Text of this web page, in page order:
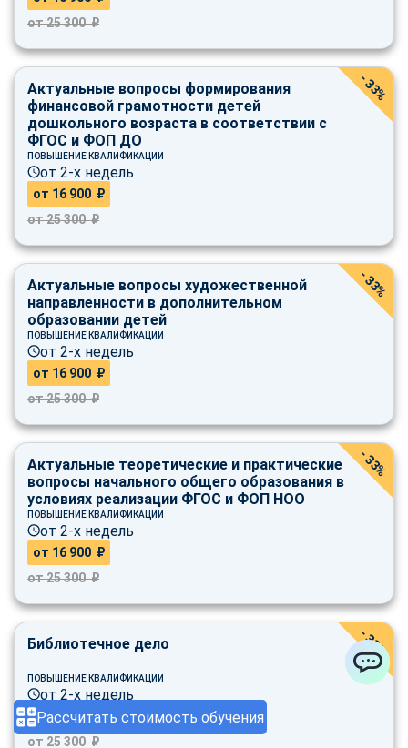
Рассчитать стоимость обучения
от 25 300 ₽
Актуальные вопросы формирования
финансовой грамотности детей
дошкольного возраста в соответствии с
ФГОС и ФОП ДО
ПОВЫШЕНИЕ КВАЛИФИКАЦИИ
от 2-х недель
от 16 900 ₽
от 25 300 ₽
- 33%
Актуальные вопросы художественной
направленности в дополнительном
образовании детей
ПОВЫШЕНИЕ КВАЛИФИКАЦИИ
от 2-х недель
от 16 900 ₽
от 25 300 ₽
- 33%
Актуальные теоретические и практические
вопросы начального общего образования в
условиях реализации ФГОС и ФОП НОО
ПОВЫШЕНИЕ КВАЛИФИКАЦИИ
от 2-х недель
от 16 900 ₽
от 25 300 ₽
- 33%
Библиотечное дело
ПОВЫШЕНИЕ КВАЛИФИКАЦИИ
от 2-х недель
от 16 900 ₽
от 25 300 ₽
- 33%
Свяжитесь с нами через любой удобный мессенджер!
Vkontakte EMail
Max